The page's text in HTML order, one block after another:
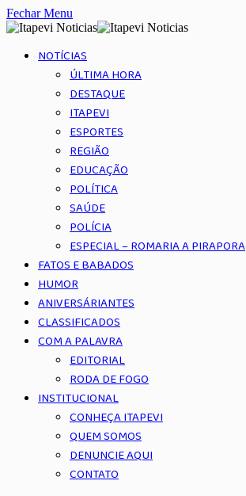
Fechar Menu
NOTÍCIAS
ÚLTIMA HORA
DESTAQUE
ITAPEVI
ESPORTES
REGIÃO
EDUCAÇÃO
POLÍTICA
SAÚDE
POLÍCIA
ESPECIAL – ROMARIA A PIRAPORA
FATOS E BABADOS
HUMOR
ANIVERSÁRIANTES
CLASSIFICADOS
COM A PALAVRA
EDITORIAL
RODA DE FOGO
INSTITUCIONAL
CONHEÇA ITAPEVI
QUEM SOMOS
DENUNCIE AQUI
CONTATO